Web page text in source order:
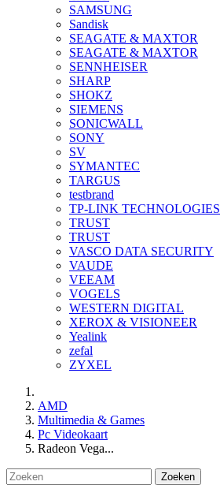
SAMSUNG
Sandisk
SEAGATE & MAXTOR
SEAGATE & MAXTOR
SENNHEISER
SHARP
SHOKZ
SIEMENS
SONICWALL
SONY
SV
SYMANTEC
TARGUS
testbrand
TP-LINK TECHNOLOGIES
TRUST
TRUST
VASCO DATA SECURITY
VAUDE
VEEAM
VOGELS
WESTERN DIGITAL
XEROX & VISIONEER
Yealink
zefal
ZYXEL
AMD
Multimedia & Games
Pc Videokaart
Radeon Vega...
Zoeken